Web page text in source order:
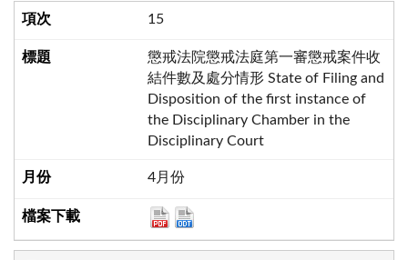
15
懲戒法院懲戒法庭第一審懲戒案件收
結件數及處分情形 State of Filing and
Disposition of the first instance of
the Disciplinary Chamber in the
Disciplinary Court
4月份